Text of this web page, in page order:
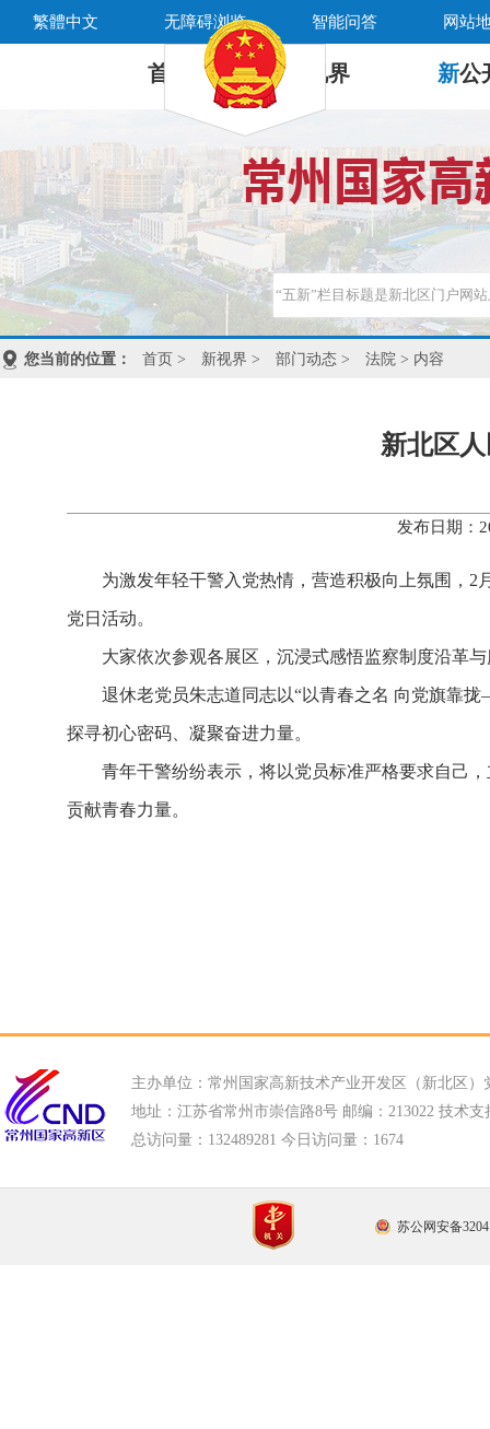
繁體中文 无障碍浏览 智能问答 网站
首 页 新 视界 新公
您当前的位置： 首页 > 新视界 > 部门动态 > 法院 > 内容
新北区
发布日期：
为激发年轻干警入党热情，营造积极向上氛围，
党日活动。
大家依次参观各展区，沉浸式感悟监察制度沿革
退休老党员朱志道同志以“以青春之名 向党旗靠
探寻初心密码、凝聚奋进力量。
青年干警纷纷表示，将以党员标准严格要求自己
贡献青春力量。
主办单位：常州国家高新技术产业开发区（新北区）
地址：江苏省常州市崇信路8号 邮编：213022 技术支
总访问量： 132489281 今日访问量： 1674
苏公网安备